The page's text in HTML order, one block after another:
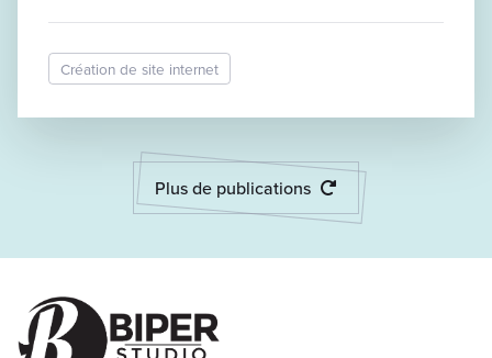
scène artistique locale est dense, vivante et
Pourtant, beaucoup d’artistes marseillais restent
invisibles en […]
Création de site internet
Plus de publications